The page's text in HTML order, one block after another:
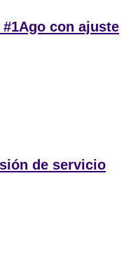
con ajuste
de servicio